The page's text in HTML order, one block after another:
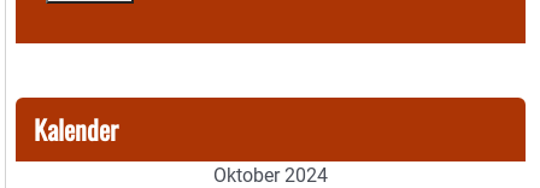
Kalender
Oktober 2024